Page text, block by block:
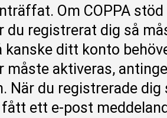
Om COPPA
du registrerat dig så
kanske ditt konto
måste aktiveras,
När du registrerade
ett e-post